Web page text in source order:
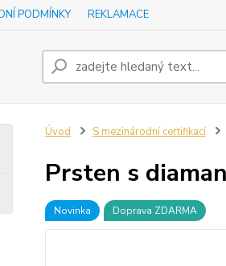
PODMÍNKY REKLAMACE
Úvod S mezinárodní certifikací
Prsten s
Novinka Doprava ZDARMA